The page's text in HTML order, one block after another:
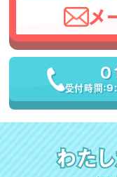
メ
受付時間：
わた